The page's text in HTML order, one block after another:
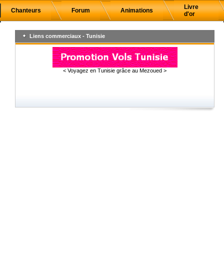
Chanteurs Forum Animations
Livre
d'or
Liens commerciaux - Tunisie
< Voyagez en Tunisie grâce au Mezoued >